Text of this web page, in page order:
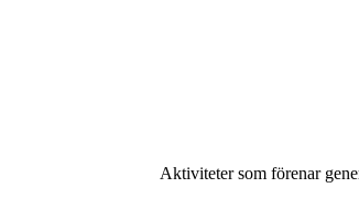
Aktiviteter som förenar